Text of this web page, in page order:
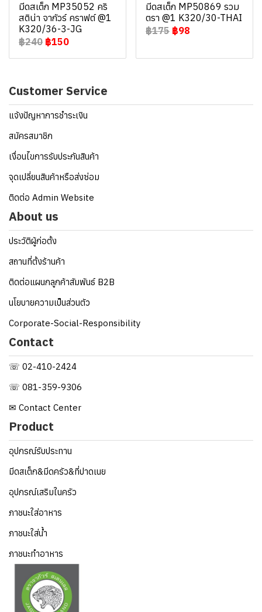
มีดสเต็ก MP35052 คริ
สติน่า จากัวร์ คราฟต์ @1
K320/36-3-JG
฿240 ฿150
มีดสเต็ก MP50869 รวม
ตรา @1 K320/30-THAI
฿175 ฿98
Customer Service
แจ้งปัญหาการชำระเงิน
สมัครสมาชิก
เงื่อนไขการรับประกันสินค้า
จุดเปลี่ยนสินค้าหรือส่งซ่อม
ติดต่อ Admin Website
About us
ประวัติผู้ก่อตั้ง
สถานที่ตั้งร้านค้า
ติดต่อแผนกลูกค้าสัมพันธ์ B2B
นโยบายความเป็นส่วนตัว
Corporate-Social-Responsibility
Contact
☏ 02-410-2424
☏ 081-359-9306
✉ Contact Center
Product
อุปกรณ์รับประทาน
มีดสเต็ก&มีดครัว&ที่ปาดเนย
อุปกรณ์เสริมในครัว
ภาชนะใส่อาหาร
ภาชนะใส่น้ำ
ภาชนะทำอาหาร